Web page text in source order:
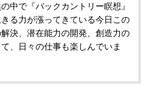
中で『バックカントリー瞑想』
る力が漲ってきている今日この
決、潜在能力の開発、創造力の
、日々の仕事も楽しんでいま